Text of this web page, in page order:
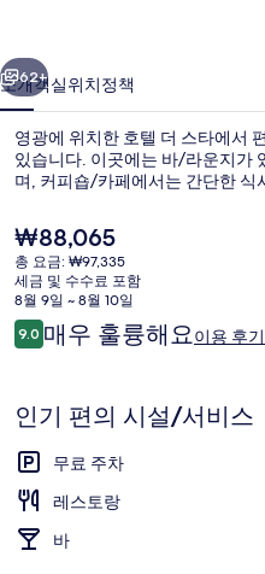
진
갤
러
리
다음
62+
소개객실위치정책
영광에 위치한 호텔 더 스타에서
있습니다. 이곳에는 바/라운지가
며, 커피숍/카페에서는 간단한 식
현
재
가
격
은
₩88,065
₩88,065
총 요금: ₩97,335
세금 및 수수료 포함
8월 9일 ~ 8월 10일
이
용
기
9.010점 만점 중 9.0점.
매우 훌륭해요이용 후
인기 편의 시설/서비스
무료 주차
레스토랑
바